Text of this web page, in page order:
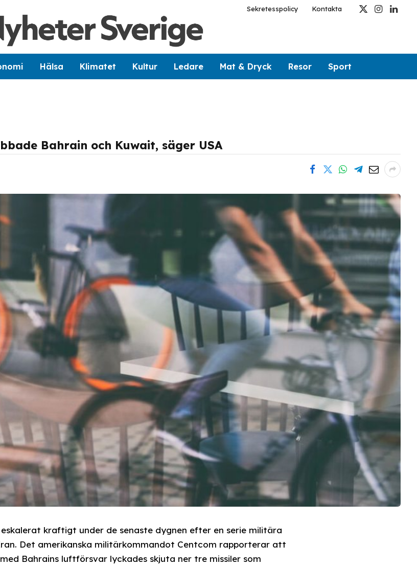
Sekretesspolicy Kontakta
X
Instagram
Hälsa Klimatet Kultur Ledare Mat & Dryck Resor Sport
Bahrain och Kuwait, säger USA
eskalerat kraftigt under de senaste dygnen efter en serie militära
Det amerikanska militärkommandot Centcom rapporterar att
Bahrains luftförsvar lyckades skjuta ner tre missiler som